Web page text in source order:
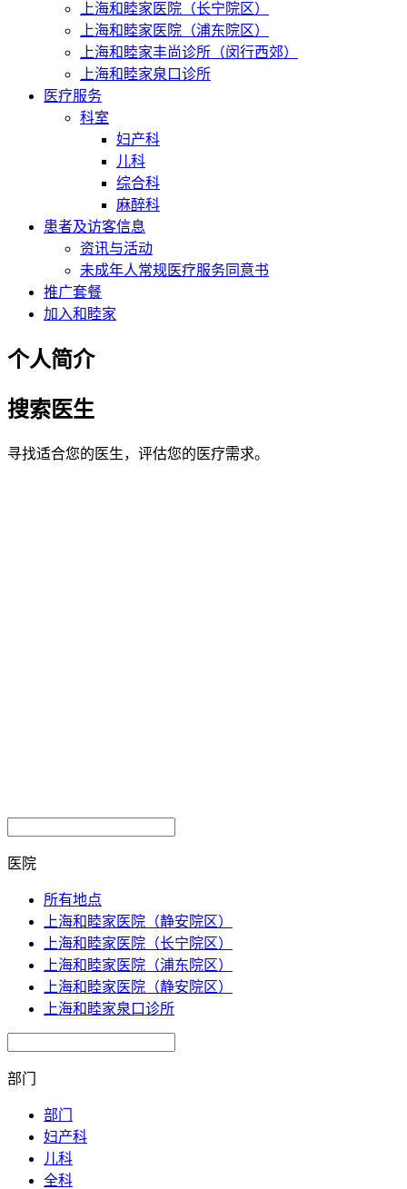
上海和睦家医院（长宁院区）
上海和睦家医院（浦东院区）
上海和睦家丰尚诊所（闵行西郊）
上海和睦家泉口诊所
医疗服务
科室
妇产科
儿科
综合科
麻醉科
患者及访客信息
资讯与活动
未成年人常规医疗服务同意书
推广套餐
加入和睦家
个人简介
搜索医生
寻找适合您的医生，评估您的医疗需求。
医院
所有地点
上海和睦家医院（静安院区）
上海和睦家医院（长宁院区）
上海和睦家医院（浦东院区）
上海和睦家医院（静安院区）
上海和睦家泉口诊所
部门
部门
妇产科
儿科
全科